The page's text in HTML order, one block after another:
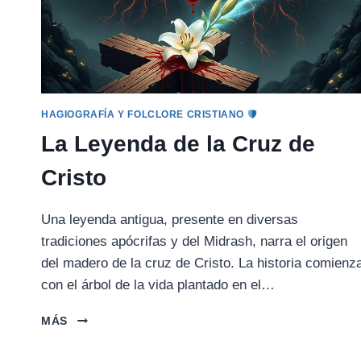
HAGIOGRAFÍA Y FOLCLORE CRISTIANO
La Leyenda de la Cruz de
Cristo
Una leyenda antigua, presente en diversas
tradiciones apócrifas y del Midrash, narra el origen
del madero de la cruz de Cristo. La historia
con el árbol de la vida plantado en el…
MÁS
LA